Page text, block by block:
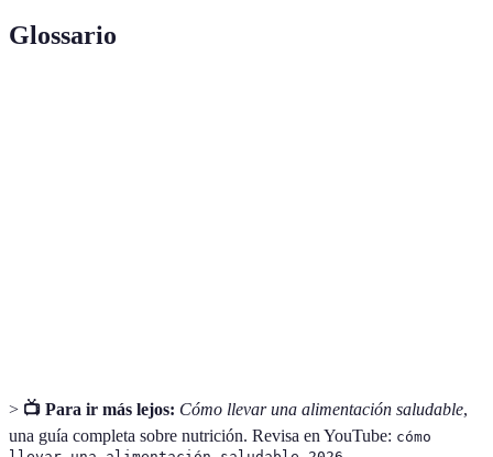
Glossario
> 📺 Para ir más lejos: Cómo llevar una alimentación saludable,
una guía completa sobre nutrición. Revisa en YouTube: cómo